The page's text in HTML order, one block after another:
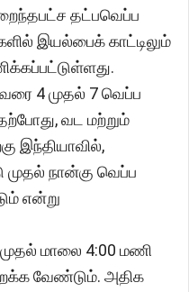
தட்பவெப்ப
இயல்பைக் காட்டிலும்
4 முதல் 7 வெப்ப
வட மற்றும்
இந்தியாவில்,
நான்கு வெப்ப
என்று
மாலை 4:00 மணி
வேண்டும். அதிக